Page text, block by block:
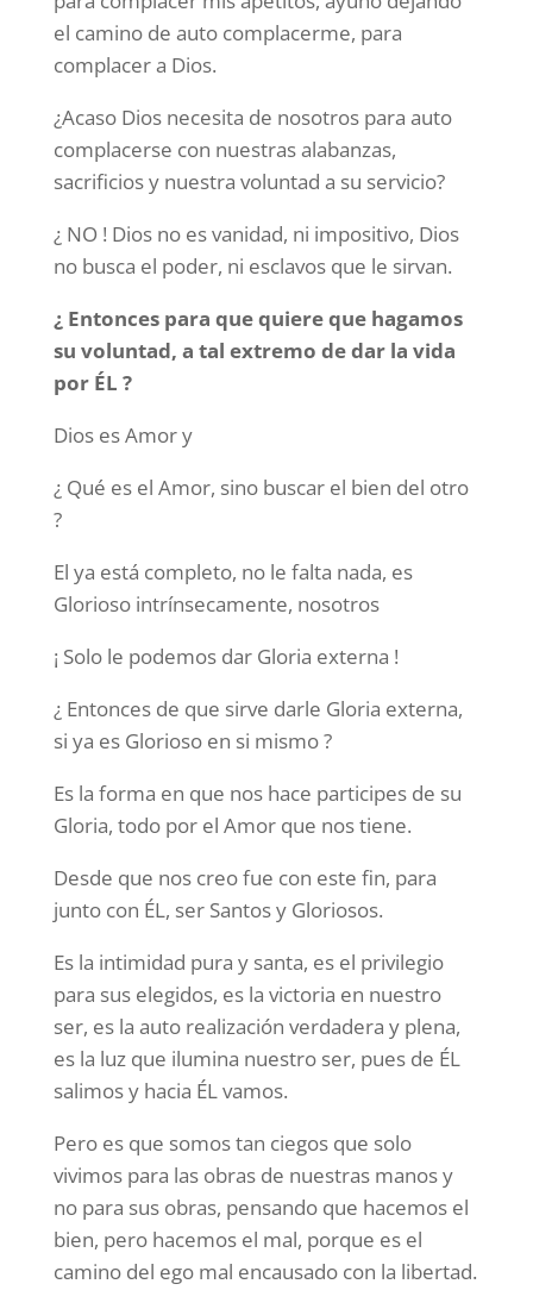
el camino de auto complacerme, para
complacer a Dios.
¿Acaso Dios necesita de nosotros para auto
complacerse con nuestras alabanzas,
sacrificios y nuestra voluntad a su servicio?
¿ NO ! Dios no es vanidad, ni impositivo, Dios
no busca el poder, ni esclavos que le sirvan.
¿ Entonces para que quiere que hagamos
su voluntad, a tal extremo de dar la vida
por ÉL ?
Dios es Amor y
¿ Qué es el Amor, sino buscar el bien del otro
?
El ya está completo, no le falta nada, es
Glorioso intrínsecamente, nosotros
¡ Solo le podemos dar Gloria externa !
¿ Entonces de que sirve darle Gloria externa,
si ya es Glorioso en si mismo ?
Es la forma en que nos hace participes de su
Gloria, todo por el Amor que nos tiene.
Desde que nos creo fue con este fin, para
junto con ÉL, ser Santos y Gloriosos.
Es la intimidad pura y santa, es el privilegio
para sus elegidos, es la victoria en nuestro
ser, es la auto realización verdadera y plena,
es la luz que ilumina nuestro ser, pues de ÉL
salimos y hacia ÉL vamos.
Pero es que somos tan ciegos que solo
vivimos para las obras de nuestras manos y
no para sus obras, pensando que hacemos el
bien, pero hacemos el mal, porque es el
camino del ego mal encausado con la libertad.